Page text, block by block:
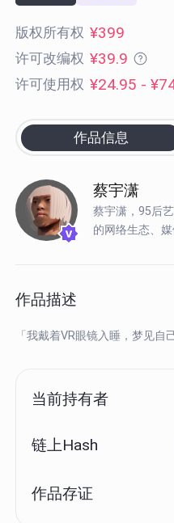
版权所有权 ¥399
许可改编权 ¥39.9
许可使用权 ¥24.95 -
作品信息
蔡宇潇
蔡宇潇，95后
的网络生态、媒
作品描述
「我戴着VR眼镜入睡，梦见自
当前持有者
链上Hash
作品存证